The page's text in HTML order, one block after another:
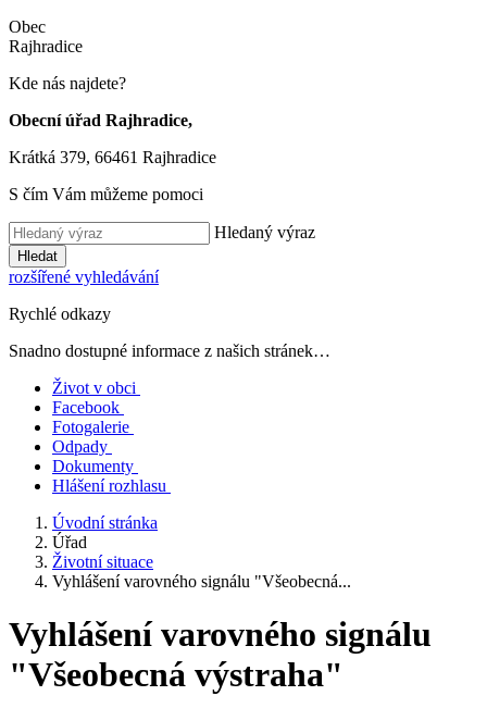
Obec
Rajhradice
Kde nás najdete?
Obecní úřad Rajhradice,
Krátká 379, 66461 Rajhradice
S čím Vám můžeme pomoci
Hledaný výraz
Hledat
rozšířené vyhledávání
Rychlé odkazy
Snadno dostupné informace z našich stránek…
Život v obci
Facebook
Fotogalerie
Odpady
Dokumenty
Hlášení rozhlasu
Úvodní stránka
Úřad
Životní situace
Vyhlášení varovného signálu "Všeobecná...
Vyhlášení varovného signálu
"Všeobecná výstraha"